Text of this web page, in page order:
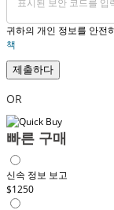
귀하의 개인 정보를 안전
책
제출하다
OR
빠른 구매
신속 정보 보고
$1250